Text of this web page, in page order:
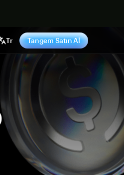
Tr Tangem Satın Al